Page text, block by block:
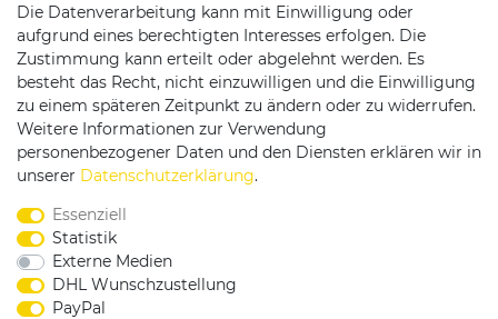
Versandpartner
Service & Kontakt
Rufen Sie uns an unter:
0375 - 21459172
Die Datenverarbeitung kann mit Einwilligung oder
aufgrund eines berechtigten Interesses erfolgen. Die
Zustimmung kann erteilt oder abgelehnt werden. Es
besteht das Recht, nicht einzuwilligen und die Einwilligung
zu einem späteren Zeitpunkt zu ändern oder zu widerrufen.
Weitere Informationen zur Verwendung
personenbezogener Daten und den Diensten erklären wir in
unserer Daten­schutz­erklärung.
Essenziell
Statistik
Externe Medien
DHL Wunschzustellung
PayPal